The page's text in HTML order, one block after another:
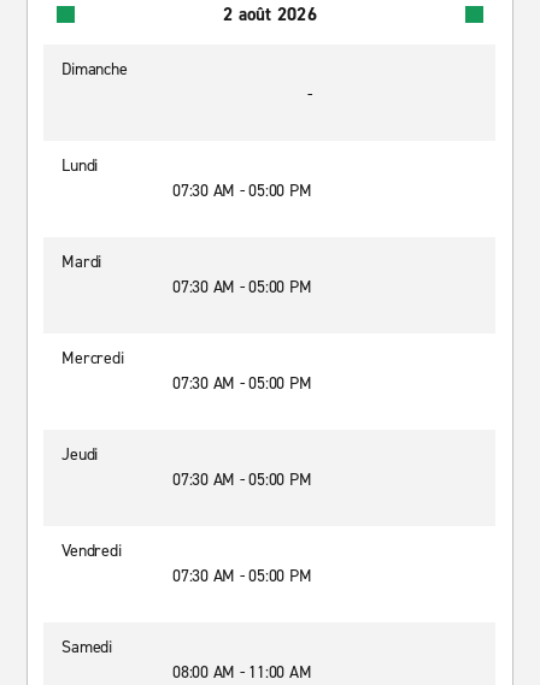
2 août 2026
Dimanche
-
Lundi
07:30 AM - 05:00 PM
Mardi
07:30 AM - 05:00 PM
Mercredi
07:30 AM - 05:00 PM
Jeudi
07:30 AM - 05:00 PM
Vendredi
07:30 AM - 05:00 PM
Samedi
08:00 AM - 11:00 AM